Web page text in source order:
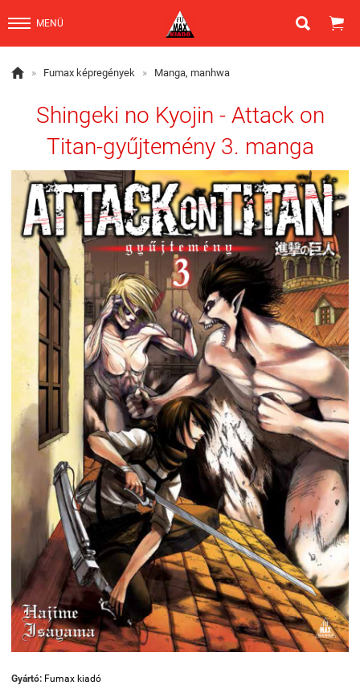
MENÜ  
 » Fumax képregények » Manga, manhwa
Shingeki no Kyojin - Attack on
Titan-gyűjtemény 3. manga
Gyártó: Fumax kiadó